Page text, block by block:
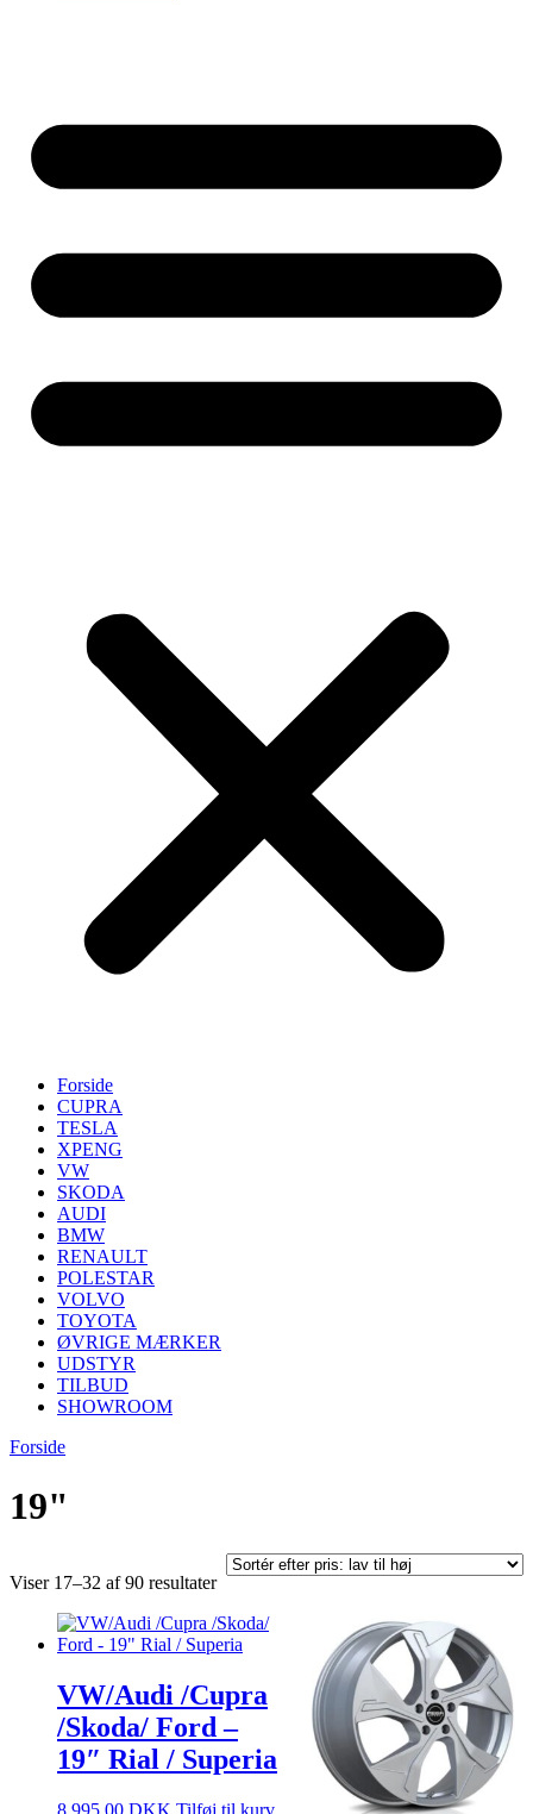
Forside
CUPRA
TESLA
XPENG
VW
SKODA
AUDI
BMW
RENAULT
POLESTAR
VOLVO
TOYOTA
ØVRIGE MÆRKER
UDSTYR
TILBUD
SHOWROOM
Forside
19"
Viser 17–32 af 90 resultaterSorteret
pris:
lav
høj
VW/Audi /Cupra
/Skoda/ Ford –
19″ Rial / Superia
8.995,00 DKK Tilføj til kurv